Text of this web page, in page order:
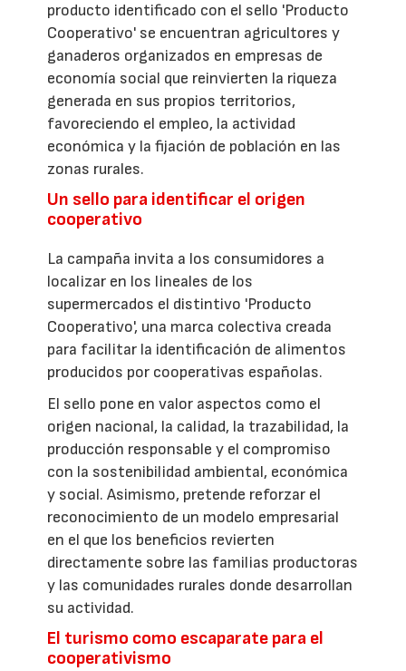
producto identificado con el sello 'Producto
Cooperativo' se encuentran agricultores y
ganaderos organizados en empresas de
economía social que reinvierten la riqueza
generada en sus propios territorios,
favoreciendo el empleo, la actividad
económica y la fijación de población en las
zonas rurales.
Un sello para identificar el origen
cooperativo
La campaña invita a los consumidores a
localizar en los lineales de los
supermercados el distintivo 'Producto
Cooperativo', una marca colectiva creada
para facilitar la identificación de alimentos
producidos por cooperativas españolas.
El sello pone en valor aspectos como el
origen nacional, la calidad, la trazabilidad, la
producción responsable y el compromiso
con la sostenibilidad ambiental, económica
y social. Asimismo, pretende reforzar el
reconocimiento de un modelo empresarial
en el que los beneficios revierten
directamente sobre las familias productoras
y las comunidades rurales donde desarrollan
su actividad.
El turismo como escaparate para el
cooperativismo